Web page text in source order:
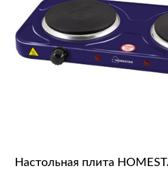
Настольная плита